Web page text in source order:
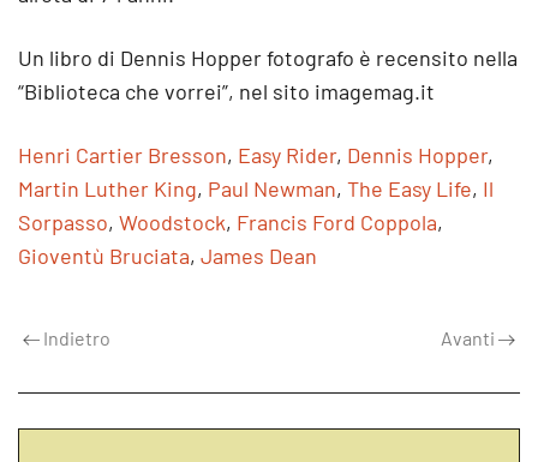
Un libro di Dennis Hopper fotografo è recensito nella
“Biblioteca che vorrei”, nel sito imagemag.it
Henri Cartier Bresson, Easy Rider, Dennis Hopper,
Martin Luther King, Paul Newman, The Easy Life, Il
Sorpasso, Woodstock, Francis Ford Coppola,
Gioventù Bruciata, James Dean
Indietro Avanti